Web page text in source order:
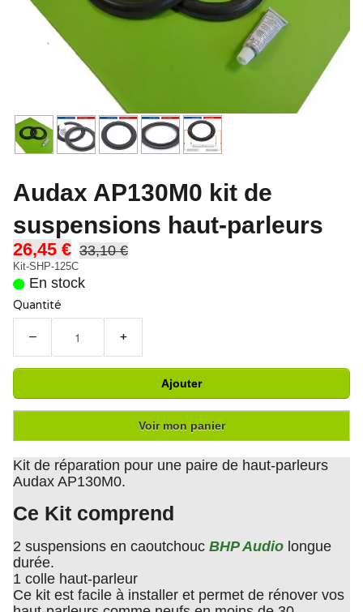
Audax AP130M0 kit de
suspensions haut-parleurs
26,45 € 33,10 €
Kit-SHP-125C
En stock
Quantité
− +
Ajouter
Voir mon panier
Kit de réparation pour une paire de haut-parleurs
Audax AP130M0.
Ce Kit comprend
2 suspensions en caoutchouc BHP Audio longue
durée.
1 colle haut-parleur
Ce kit est facile à installer et permet de rénover vos